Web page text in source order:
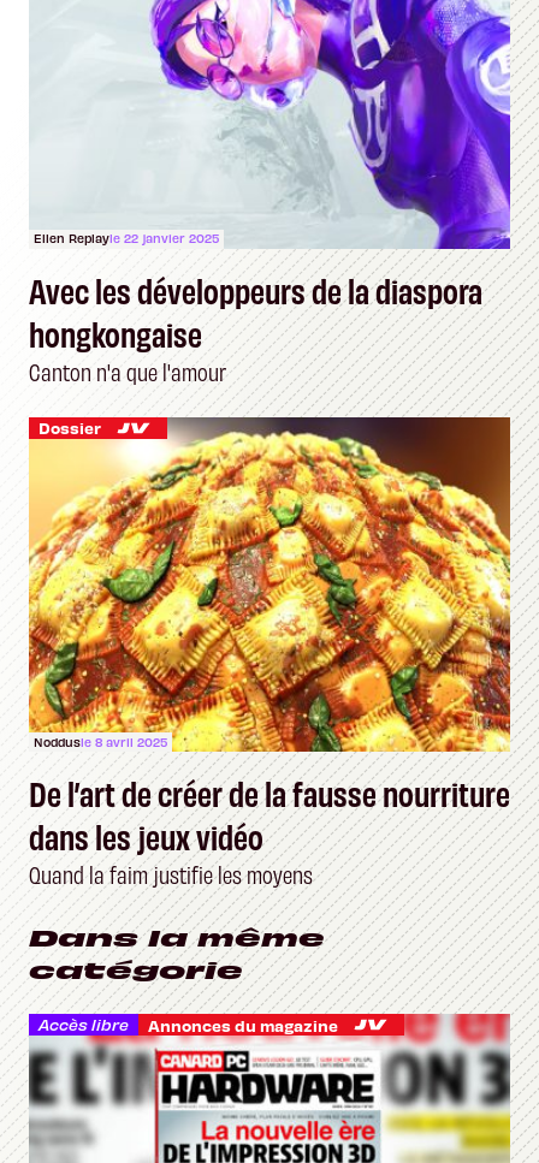
Ellen Replayle 22 janvier 2025
Avec les développeurs de la diaspora
hongkongaise
Canton n'a que l'amour
Dossier
Noddusle 8 avril 2025
De l’art de créer de la fausse nourriture
dans les jeux vidéo
Quand la faim justifie les moyens
Dans la même
catégorie
Accès libre Annonces du magazine